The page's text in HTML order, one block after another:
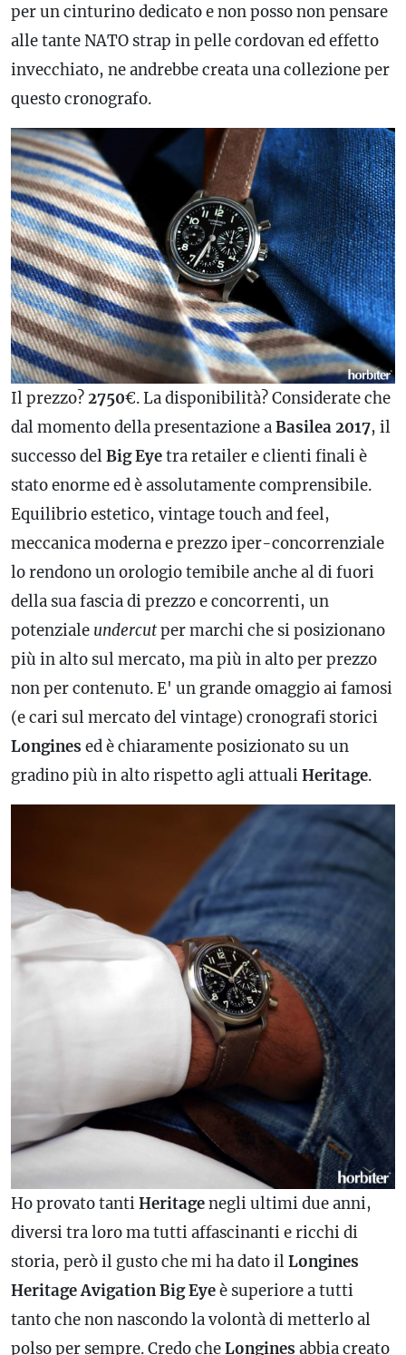
per uncinturinodedicato e non posso non pensare
alle tante NATO strap in pelle cordovan ed effetto
invecchiato, ne andrebbe creata una collezione per
questocronografo.
Il prezzo?2750€. La disponibilità? Considerate che
dal momento della presentazione aBasilea 2017, il
successo delBig Eyetra retailer e clienti finali è
stato enorme ed è assolutamente comprensibile.
Equilibrio estetico, vintage touch and feel,
meccanica moderna e prezzo iper-concorrenziale
lo rendono un orologio temibile anche al di fuori
della sua fascia di prezzo e concorrenti, un
potenziale undercutper marchi che si posizionano
più in alto sul mercato, ma più in alto per prezzo
non per contenuto. E' un grande omaggio ai famosi
(e cari sul mercato del vintage) cronografi storici
Longines ed è chiaramente posizionato su un
gradino più in alto rispetto agli attualiHeritage.
Ho provato tantiHeritagenegli ultimi due anni,
diversi tra loro ma tutti affascinanti e ricchi di
storia, però il gusto che mi ha dato ilLongines
Heritage Avigation Big Eyeè superiore a tutti
tanto che non nascondo la volontà di metterlo al
polso per sempre. Credo cheLongines abbia creato